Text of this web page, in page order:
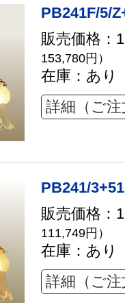
PB241F/5/
販売価格：
153,780円）
在庫：あり
詳細（ご
PB241/
販売価格：
111,749円）
在庫：あり
詳細（ご